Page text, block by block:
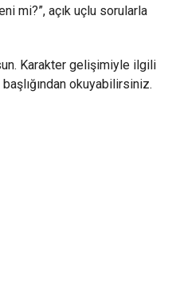
mi?”, açık uçlu sorularla
Karakter gelişimiyle ilgili
başlığından okuyabilirsiniz.